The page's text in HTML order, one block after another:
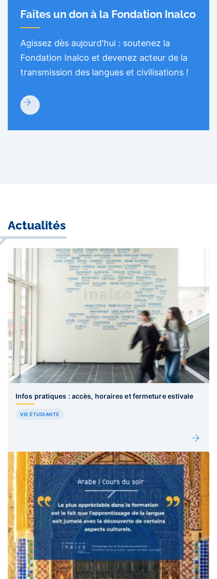
Faites un don à la Fondation Inalco
Agissez dès aujourd'hui : soutenez la
Fondation Inalco et devenez acteur de la
transmission des langues et civilisations !
Actualités
Infos pratiques : accès, horaires et fermeture estivale
VIE ÉTUDIANTE